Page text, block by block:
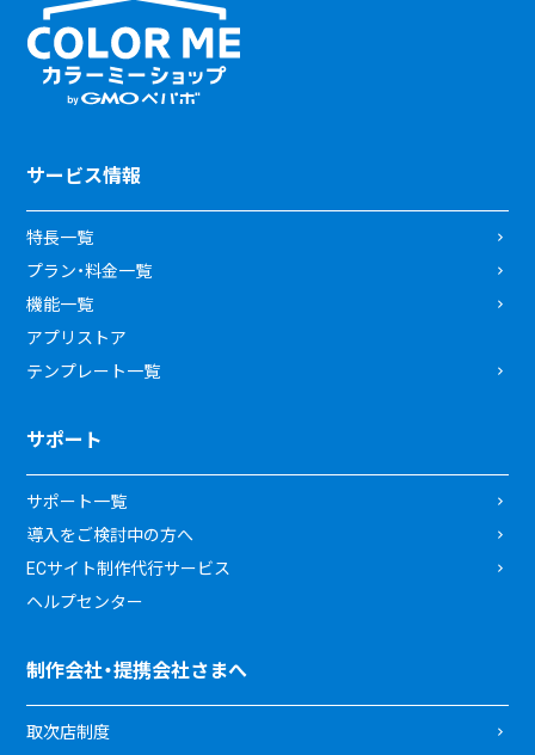
サービス情報
特長一覧
プラン・料金一覧
機能一覧
アプリストア
テンプレート一覧
サポート
サポート一覧
導入をご検討中の方へ
ECサイト制作代行サービス
ヘルプセンター
制作会社・提携会社さまへ
取次店制度